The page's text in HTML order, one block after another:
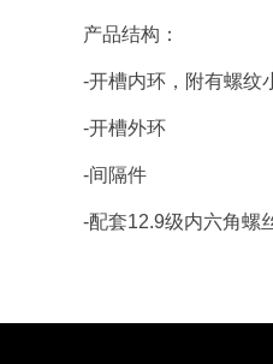
产品结构：
-开槽内环，附有螺纹
-开槽外环
-间隔件
-配套12.9级内六角螺